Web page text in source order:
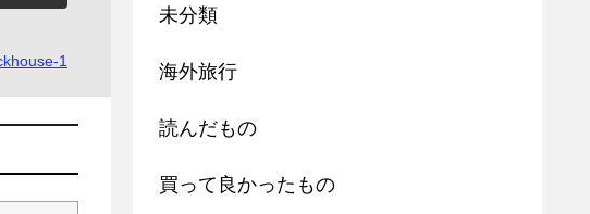
1
未分類
海外旅行
読んだもの
買って良かったもの